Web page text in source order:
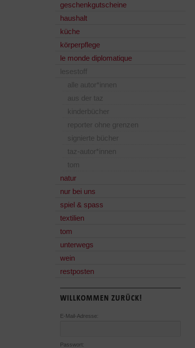
geschenkgutscheine
haushalt
küche
körperpflege
le monde diplomatique
lesestoff
alle autor*innen
aus der taz
kinderbücher
reporter ohne grenzen
signierte bücher
taz-autor*innen
tom
natur
nur bei uns
spiel & spass
textilien
tom
unterwegs
wein
restposten
WILLKOMMEN ZURÜCK!
E-Mail-Adresse:
Passwort: